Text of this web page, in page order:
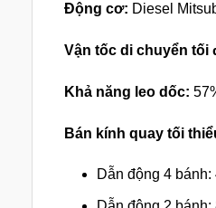
Động cơ: Diesel
Vận tốc di chuyển tối
Khả năng leo dốc:
Bán kính quay tối
Dẫn động 4 bánh: